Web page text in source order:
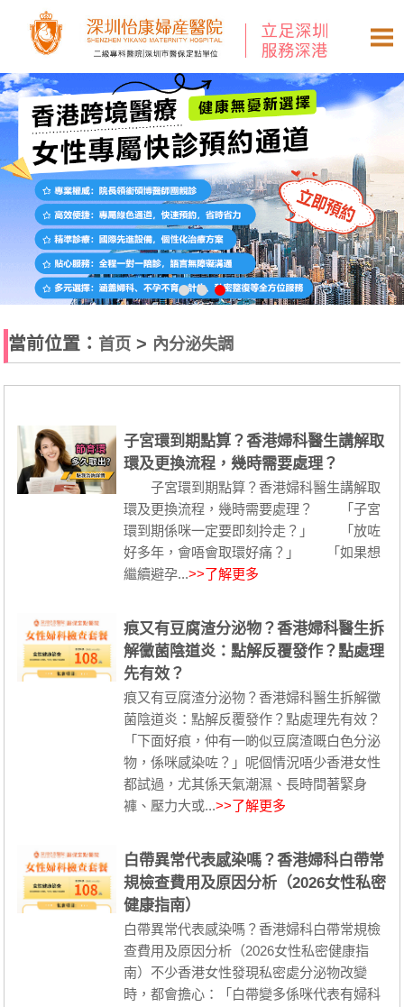
當前位置： 首页 > 內分泌失調
子宮環到期點算？香港婦科醫生講解取
環及更換流程，幾時需要處理？
子宮環到期點算？香港婦科醫生講解取
環及更換流程，幾時需要處理？ 「子宮
環到期係咪一定要即刻拎走？」 「放咗
好多年，會唔會取環好痛？」 「如果想
繼續避孕...>>了解更多
痕又有豆腐渣分泌物？香港婦科醫生拆
解黴菌陰道炎：點解反覆發作？點處理
先有效？
痕又有豆腐渣分泌物？香港婦科醫生拆解黴
菌陰道炎：點解反覆發作？點處理先有效？
「下面好痕，仲有一啲似豆腐渣嘅白色分泌
物，係咪感染咗？」呢個情況唔少香港女性
都試過，尤其係天氣潮濕、長時間著緊身
褲、壓力大或...>>了解更多
白帶異常代表感染嗎？香港婦科白帶常
規檢查費用及原因分析（2026女性私密
健康指南）
白帶異常代表感染嗎？香港婦科白帶常規檢
查費用及原因分析（2026女性私密健康指
南）不少香港女性發現私密處分泌物改變
時，都會擔心：「白帶變多係咪代表有婦科